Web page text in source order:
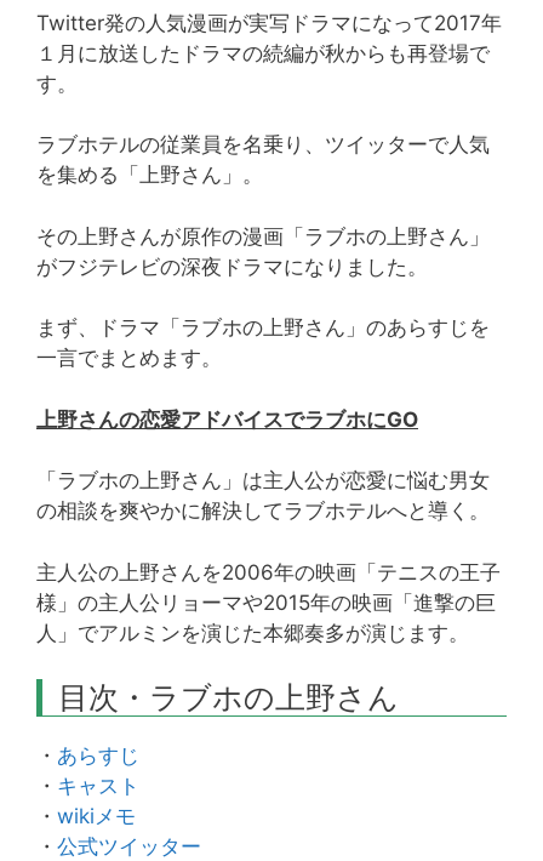
Twitter発の人気漫画が実写ドラマになって2017年
１月に放送したドラマの続編が秋からも再登場で
す。
ラブホテルの従業員を名乗り、ツイッターで人気
を集める「上野さん」。
その上野さんが原作の漫画「ラブホの上野さん」
がフジテレビの深夜ドラマになりました。
まず、ドラマ「ラブホの上野さん」のあらすじを
一言でまとめます。
上野さんの恋愛アドバイスでラブホにGO
「ラブホの上野さん」は主人公が恋愛に悩む男女
の相談を爽やかに解決してラブホテルへと導く。
主人公の上野さんを2006年の映画「テニスの王子
様」の主人公リョーマや2015年の映画「進撃の巨
人」でアルミンを演じた本郷奏多が演じます。
目次・ラブホの上野さん
・ あらすじ
・ キャスト
・ wikiメモ
・ 公式ツイッター